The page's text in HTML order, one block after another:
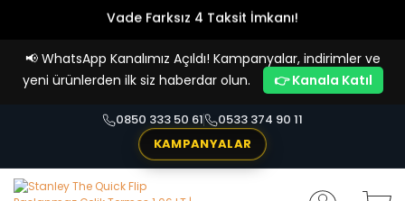
Vade Farksız 4 Taksit İmkanı!
📢 WhatsApp Kanalımız Açıldı! Kampanyalar, indirimler ve
yeni ürünlerden ilk siz haberdar olun.
👉 Kanala Katıl
0850 333 50 61
0533 374 90 11
KAMPANYALAR